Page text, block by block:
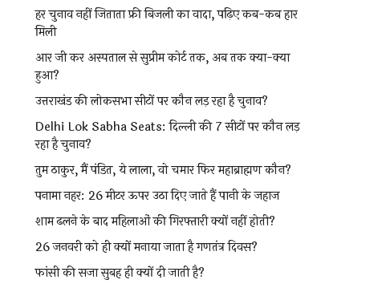
हर चुनाव नहीं जिताता फ्री बिजली का वादा, पढ़िए कब-कब हार
मिली
आर जी कर अस्पताल से सुप्रीम कोर्ट तक, अब तक क्या-क्या
हुआ?
उत्तराखंड की लोकसभा सीटों पर कौन लड़ रहा है चुनाव?
Delhi Lok Sabha Seats: दिल्ली की 7 सीटों पर कौन लड़
रहा है चुनाव?
तुम ठाकुर, मैं पंडित, ये लाला, वो चमार फिर महाब्राह्मण कौन?
पनामा नहर: 26 मीटर ऊपर उठा दिए जाते हैं पानी के जहाज
शाम ढलने के बाद महिलाओं की गिरफ्तारी क्यों नहीं होती?
26 जनवरी को ही क्यों मनाया जाता है गणतंत्र दिवस?
फांसी की सजा सुबह ही क्यों दी जाती है?